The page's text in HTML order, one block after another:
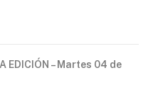
EDICIÓN – Martes 04 de